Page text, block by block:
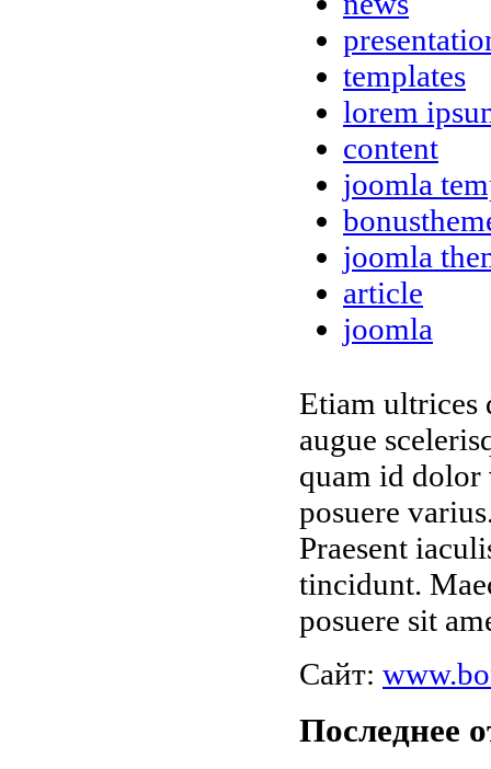
templates
lorem
content
joomla
joomla
article
joomla
Etiam ultrices
augue
quam id
posuere
Praesent
tincidunt.
posuere sit
Сайт:
Последнее